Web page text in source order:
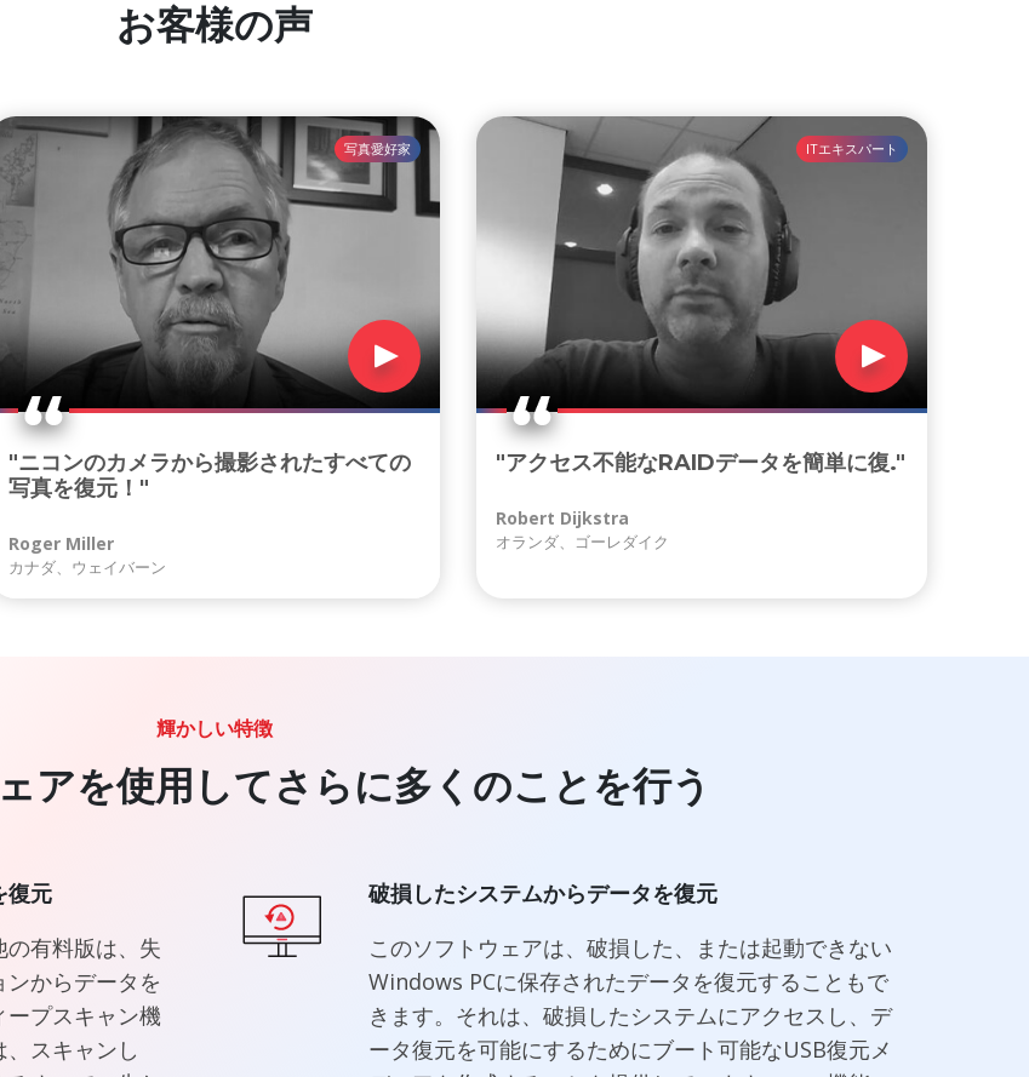
お客様の声
写真愛好家
"ニコンのカメラから撮影されたすべての
写真を復元！"
Roger Miller
カナダ、ウェイバーン
ITエキスパート
"アクセス不能なRAIDデータを簡単に復."
Robert Dijkstra
オランダ、ゴーレダイク
輝かしい特徴
アを使用してさらに多くのことを行う
復元
有料版は、失
からデータを
プスキャン機
スキャンし
破損したシステムからデータを復元
このソフトウェアは、破損した、または起動できない
Windows PCに保存されたデータを復元することもで
きます。それは、破損したシステムにアクセスし、デ
ータ復元を可能にするためにブート可能なUSB復元メ